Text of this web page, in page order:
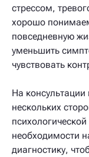
стрессом,
хорошо
повседневную
уменьшить
чувствовать
На
нескольких
необходимости
диагностику,